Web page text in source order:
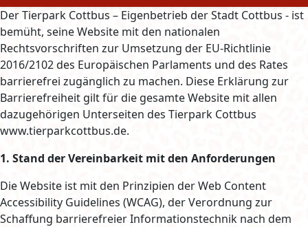
Der Tierpark Cottbus – Eigenbetrieb der Stadt Cottbus - ist
bemüht, seine Website mit den nationalen
Rechtsvorschriften zur Umsetzung der EU-Richtlinie
2016/2102 des Europäischen Parlaments und des Rates
barrierefrei zugänglich zu machen. Diese Erklärung zur
Barrierefreiheit gilt für die gesamte Website mit allen
dazugehörigen Unterseiten des Tierpark Cottbus
www.tierparkcottbus.de.
1. Stand der Vereinbarkeit mit den Anforderungen
Die Website ist mit den Prinzipien der Web Content
Accessibility Guidelines (WCAG), der Verordnung zur
Schaffung barrierefreier Informationstechnik nach dem